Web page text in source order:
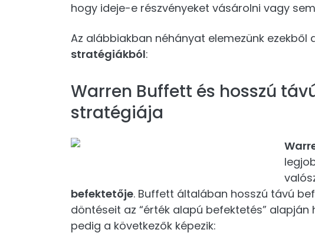
hogy ideje-e részvényeket vásárolni vagy
Az alábbiakban néhányat elemezünk ezekből
stratégiákból:
Warren Buffett és hosszú
stratégiája
befektetője. Buffett általában hosszú távú
döntéseit az “érték alapú befektetés”
pedig a következők képezik: